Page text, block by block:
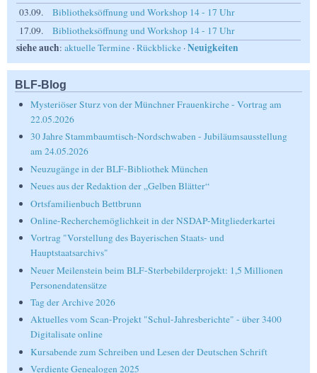
03.09.
Bibliotheksöffnung und Workshop 14 - 17 Uhr
17.09.
Bibliotheksöffnung und Workshop 14 - 17 Uhr
siehe auch: aktuelle Termine ·Rückblicke ·Neuigkeiten
BLF-Blog
Mysteriöser Sturz von der Münchner Frauenkirche - Vortrag am
22.05.2026
30 Jahre Stammbaumtisch-Nordschwaben - Jubiläumsausstellung
am 24.05.2026
Neuzugänge in der BLF-Bibliothek München
Neues aus der Redaktion der „Gelben Blätter“
Ortsfamilienbuch Bettbrunn
Online-Recherchemöglichkeit in der NSDAP-Mitgliederkartei
Vortrag "Vorstellung des Bayerischen Staats- und
Hauptstaatsarchivs"
Neuer Meilenstein beim BLF-Sterbebilderprojekt: 1,5 Millionen
Personendatensätze
Tag der Archive 2026
Aktuelles vom Scan-Projekt "Schul-Jahresberichte" - über 3400
Digitalisate online
Kursabende zum Schreiben und Lesen der Deutschen Schrift
Verdiente Genealogen 2025